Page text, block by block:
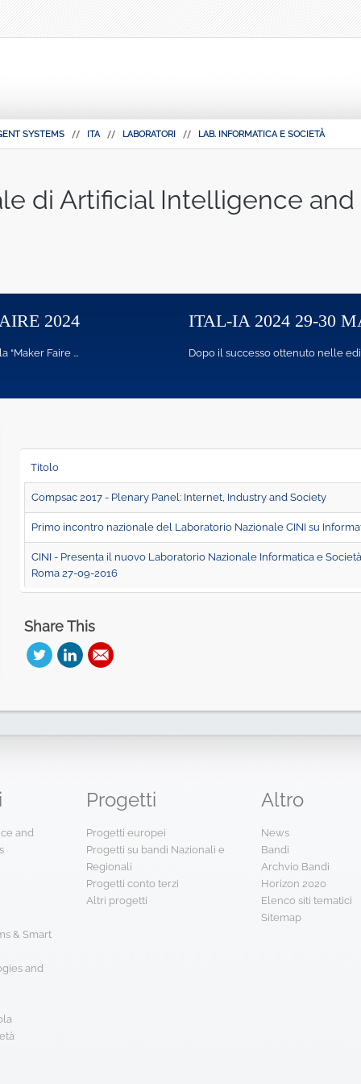
SYSTEMS ITA LABORATORI LAB. INFORMATICA E SOCIETÀ
di Artificial Intelligence and
2024
“Maker Faire ...
ITAL-IA 2024 29-30
Dopo il successo ottenuto nelle
Titolo
Compsac 2017 - Plenary Panel: Internet, Industry and Society
Primo incontro nazionale del Laboratorio Nazionale CINI su
CINI - Presenta il nuovo Laboratorio Nazionale Informatica e
Roma 27-09-2016
Share This
and
& Smart
and
Progetti
Progetti europei
Progetti su bandi Nazionali e
Regionali
Progetti conto terzi
Altri progetti
Altro
News
Bandi
Archvio Bandi
Horizon 2020
Elenco siti tematici
Sitemap